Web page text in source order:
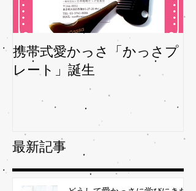
携帯式愛かっさ「かっさプ
レート」誕生
最新記事